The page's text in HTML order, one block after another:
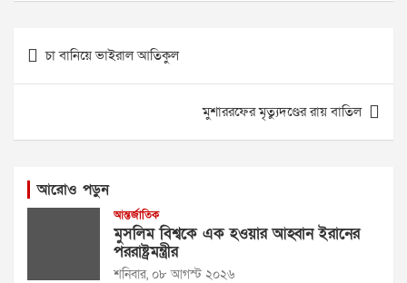
Post
navigation
চা বা‌নি‌য়ে ভাইরাল আ‌তিকুল
মুশাররফের মৃত্যুদণ্ডের রায় বাতিল
আরোও পড়ুন
আন্তর্জাতিক
মুসলিম বিশ্বকে এক হওয়ার আহ্বান ইরানের
পররাষ্ট্রমন্ত্রীর
শনিবার, ০৮ আগস্ট ২০২৬